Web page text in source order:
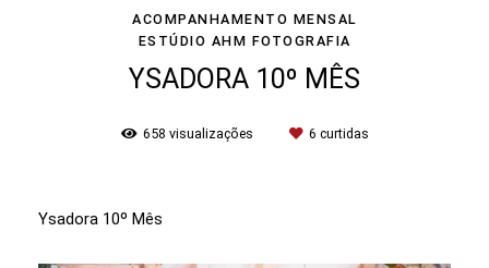
ACOMPANHAMENTO MENSAL
ESTÚDIO AHM FOTOGRAFIA
YSADORA 10º MÊS
658 visualizações 6 curtidas
Ysadora 10º Mês